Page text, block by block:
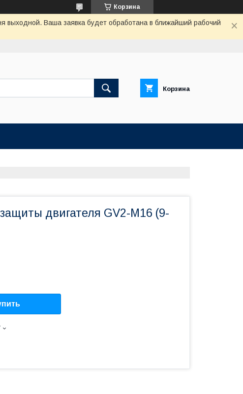
Корзина
выходной. Ваша заявка будет обработана в ближайший рабочий
Корзина
двигателя GV2-M16 (9-